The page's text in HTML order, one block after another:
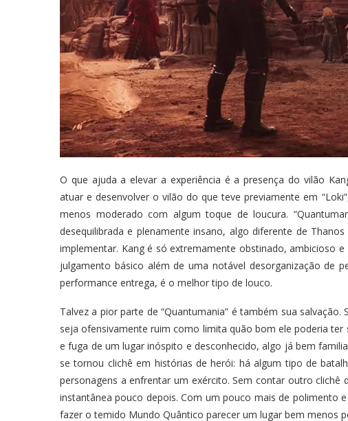
O que ajuda a elevar a experiência é a presença do vilão
atuar e desenvolver o vilão do que teve previamente em
menos moderado com algum toque de loucura.
desequilibrada e plenamente insano, algo diferente de
implementar. Kang é só extremamente obstinado, ambicioso
julgamento básico além de uma notável desorganização de
performance entrega, é o melhor tipo de louco.
Talvez a pior parte de “Quantumania” é também sua
seja ofensivamente ruim como limita quão bom ele poderia
e fuga de um lugar inóspito e desconhecido, algo já bem
se tornou clichê em histórias de herói: há algum tipo de
personagens a enfrentar um exército. Sem contar outro
instantânea pouco depois. Com um pouco mais de polimento
fazer o temido Mundo Quântico parecer um lugar bem menos